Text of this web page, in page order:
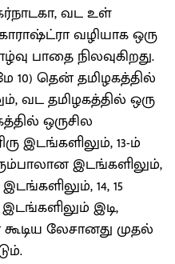
வட உள்
வழியாக ஒரு
பாதை நிலவுகிறது.
தென் தமிழகத்தில்
வட தமிழகத்தில் ஒரு
ஒருசில
இடங்களிலும், 13-ம்
இடங்களிலும்,
14, 15
இடி,
லேசானது முதல்